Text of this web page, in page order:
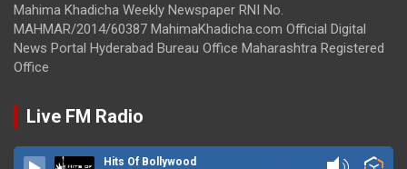
Mahima Khadicha Weekly Newspaper RNI No.
MAHMAR/2014/60387 MahimaKhadicha.com Official Digital
News Portal Hyderabad Bureau Office Maharashtra Registered
Office
Live FM Radio
Hits Of Bollywood